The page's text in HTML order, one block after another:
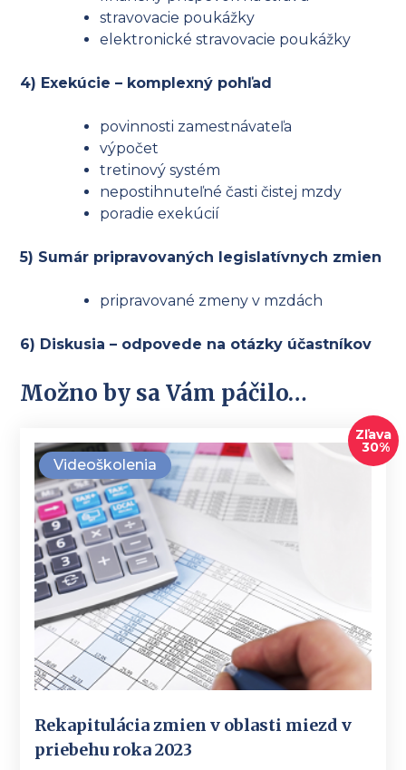
stravovacie poukážky
elektronické stravovacie poukážky
4) Exekúcie – komplexný pohľad
povinnosti zamestnávateľa
výpočet
tretinový systém
nepostihnuteľné časti čistej mzdy
poradie exekúcií
5) Sumár pripravovaných legislatívnych zmien
pripravované zmeny v mzdách
6) Diskusia – odpovede na otázky účastníkov
Možno by sa Vám páčilo…
Videoškolenia
Zľava
30%
Rekapitulácia zmien v oblasti miezd v
priebehu roka 2023